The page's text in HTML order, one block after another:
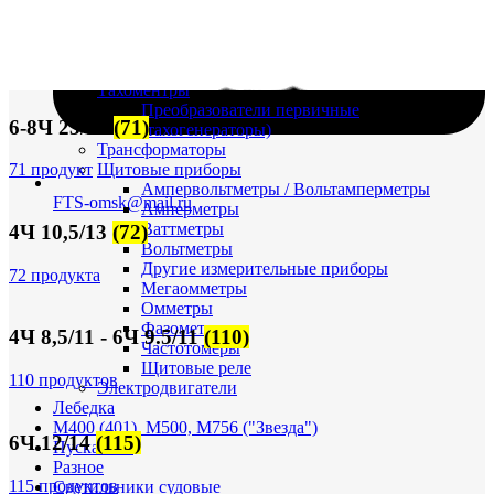
FTS-omsk@mail.ru
Тахоментры
Преобразователи первичные
(тахогенераторы)
Трансформаторы
Щитовые приборы
Ампервольтметры / Вольтамперметры
Амперметры
Ваттметры
Вольтметры
Другие измерительные приборы
Мегаомметры
Омметры
Фазометры
Частотомеры
Щитовые реле
Электродвигатели
Лебедка
М400 (401), М500, М756 ("Звезда")
Пускатели
Разное
Светильники судовые
6-8Ч 23/30 (71)
71 продукт
4Ч 10,5/13 (72)
72 продукта
4Ч 8,5/11 - 6Ч 9.5/11(110)
110 продуктов
6Ч 12/14(115)
115 продуктов